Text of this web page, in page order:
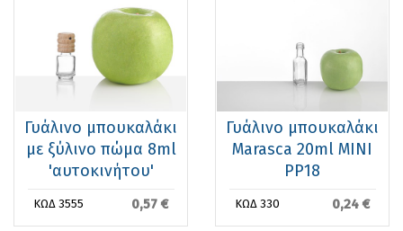
Γυάλινο μπουκαλάκι
με ξύλινο πώμα 8ml
'αυτοκινήτου'
ΚΩΔ 3555 0,57 €
Γυάλινο μπουκαλάκι
Marasca 20ml MINI
PP18
ΚΩΔ 330 0,24 €